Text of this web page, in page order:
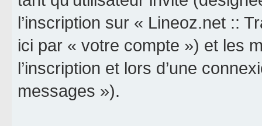
l’inscription sur « Lineoz.net ::
ici par « votre compte ») et les
l’inscription et lors d’une
messages »).